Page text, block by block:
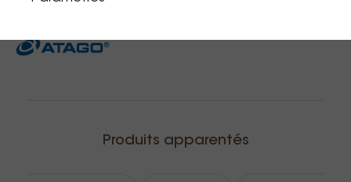
Produits apparentés